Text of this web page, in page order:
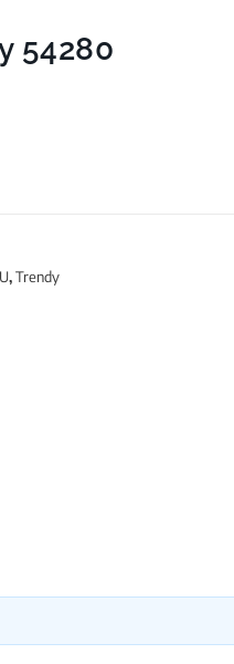
54280
,Trendy